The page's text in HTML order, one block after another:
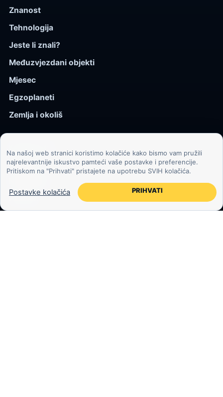
Znanost
Tehnologija
Jeste li znali?
Međuzvjezdani objekti
Mjesec
Egzoplaneti
Zemlja i okoliš
Naslovna
Partneri
Na našoj web stranici koristimo kolačiće kako bismo vam pružili
najrelevantnije iskustvo pamteći vaše postavke i preferencije.
Pritiskom na "Prihvati" pristajete na upotrebu SVIH kolačića.
Postavke kolačića PRIHVATI